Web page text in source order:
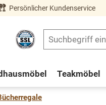
springen
Persönlicher Kundenservice
Teakmöbel